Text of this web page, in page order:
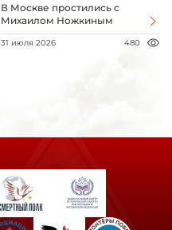
В Москве простились с
Михаилом Ножкиным
31 июля 2026 480